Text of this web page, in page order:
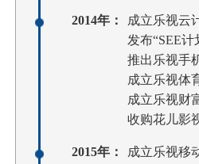
2014年：
成立乐视云
发布“SEE
推出乐视手
成立乐视体
成立乐视财
收购花儿影
2015年：
成立乐视移